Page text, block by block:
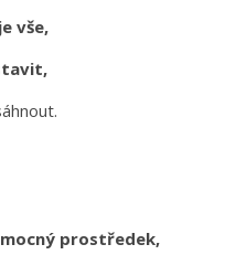
vše,
prostředek,